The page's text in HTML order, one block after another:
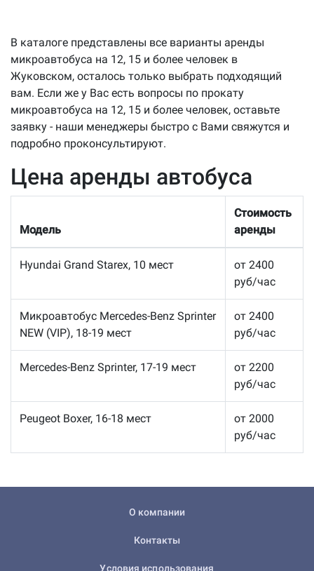
В каталоге представлены все варианты аренды
микроавтобуса на 12, 15 и более человек в
Жуковском, осталось только выбрать подходящий
вам. Если же у Вас есть вопросы по прокату
микроавтобуса на 12, 15 и более человек, оставьте
заявку - наши менеджеры быстро с Вами свяжутся и
подробно проконсультируют.
Цена аренды автобуса
Модель
Стоимость
аренды
Hyundai Grand Starex, 10 мест
от 2400
руб/час
Микроавтобус Mercedes-Benz Sprinter
NEW (VIP), 18-19 мест
от 2400
руб/час
Mercedes-Benz Sprinter, 17-19 мест
от 2200
руб/час
Peugeot Boxer, 16-18 мест
от 2000
руб/час
О компании
Контакты
Условия использования